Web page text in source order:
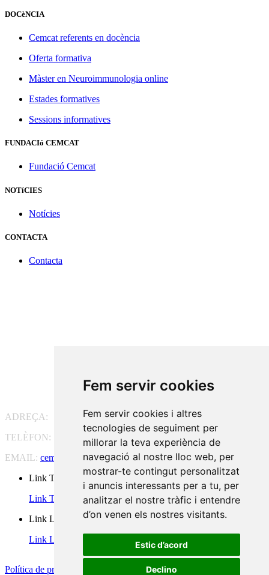
Fem servir cookies
Fem servir cookies i altres
tecnologies de seguiment per
millorar la teva experiència de
navegació al nostre lloc web, per
mostrar-te contingut personalitzat
i anuncis interessants per a tu, per
analitzar el nostre tràfic i entendre
d’on venen els nostres visitants.
Estic d’acord
Declino
DOCèNCIA
Cemcat referents en docència
Oferta formativa
Màster en Neuroimmunologia online
Estades formatives
Sessions informatives
FUNDACIó CEMCAT
Fundació Cemcat
NOTíCIES
Notícies
CONTACTA
Contacta
ADREÇA:
Pg. Vall d'Hebron, 119-129, 08035 Barcelona
TELÈFON:
93 175 15 55
EMAIL: cem-cat@cem-cat.org
Link Twitter
Link Twitter
Link Linkedin
Link Linkedin
Política de privacidad Política de cookies